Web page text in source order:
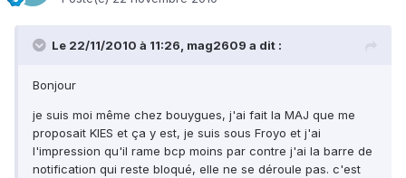
Le 22/11/2010 à 11:26, mag2609 a dit :
Bonjour
je suis moi même chez bouygues, j'ai fait la MAJ que me
proposait KIES et ça y est, je suis sous Froyo et j'ai
l'impression qu'il rame bcp moins par contre j'ai la barre de
notification qui reste bloqué, elle ne se déroule pas. c'est